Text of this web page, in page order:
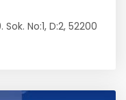
No:1, D:2, 52200